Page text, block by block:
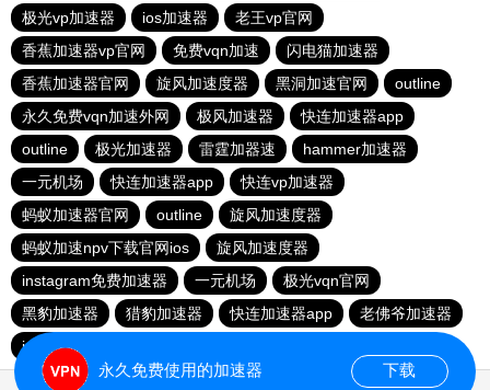
极光vp加速器
ios加速器
老王vp官网
香蕉加速器vp官网
免费vqn加速
闪电猫加速器
香蕉加速器官网
旋风加速度器 黑洞加速官网
outline
永久免费vqn加速外网
极风加速器
快连加速器app
outline
极光加速器 雷霆加器速
hammer加速器
一元机场
快连加速器app
快连vp加速器
蚂蚁加速器官网
outline
旋风加速度器
蚂蚁加速npv下载官网ios
旋风加速度器
instagram免费加速器
一元机场
极光vqn官网
黑豹加速器
猎豹加速器 快连加速器app
老佛爷加速器
ios加速器
永久免费使用的加速器 下载